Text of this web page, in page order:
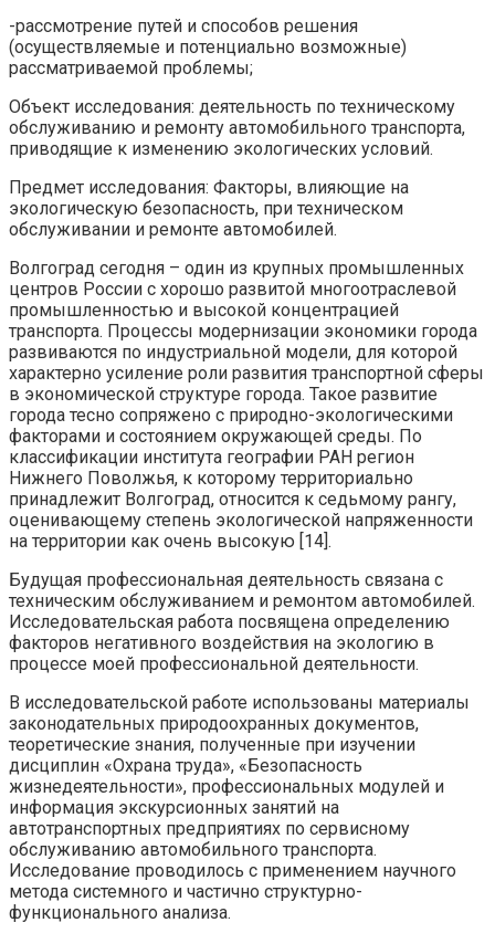
-рассмотрение путей и способов решения
(осуществляемые и потенциально возможные)
рассматриваемой проблемы;
Объект исследования: деятельность по техническому
обслуживанию и ремонту автомобильного транспорта,
приводящие к изменению экологических условий.
Предмет исследования: Факторы, влияющие на
экологическую безопасность, при техническом
обслуживании и ремонте автомобилей.
Волгоград сегодня – один из крупных промышленных
центров России с хорошо развитой многоотраслевой
промышленностью и высокой концентрацией
транспорта. Процессы модернизации экономики города
развиваются по индустриальной модели, для которой
характерно усиление роли развития транспортной сферы
в экономической структуре города. Такое развитие
города тесно сопряжено с природно-экологическими
факторами и состоянием окружающей среды. По
классификации института географии РАН регион
Нижнего Поволжья, к которому территориально
принадлежит Волгоград, относится к седьмому рангу,
оценивающему степень экологической напряженности
на территории как очень высокую [14].
Будущая профессиональная деятельность связана с
техническим обслуживанием и ремонтом автомобилей.
Исследовательская работа посвящена определению
факторов негативного воздействия на экологию в
процессе моей профессиональной деятельности.
В исследовательской работе использованы материалы
законодательных природоохранных документов,
теоретические знания, полученные при изучении
дисциплин «Охрана труда», «Безопасность
жизнедеятельности», профессиональных модулей и
информация экскурсионных занятий на
автотранспортных предприятиях по сервисному
обслуживанию автомобильного транспорта.
Исследование проводилось с применением научного
метода системного и частично структурно-
функционального анализа.